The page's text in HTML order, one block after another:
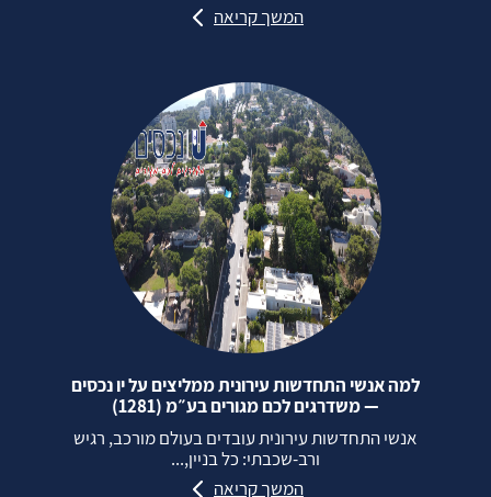
המשך קריאה
למה אנשי התחדשות עירונית ממליצים על יו נכסים
— משדרגים לכם מגורים בע״מ (1281)
אנשי התחדשות עירונית עובדים בעולם מורכב, רגיש
ורב‑שכבתי: כל בניין,...
המשך קריאה